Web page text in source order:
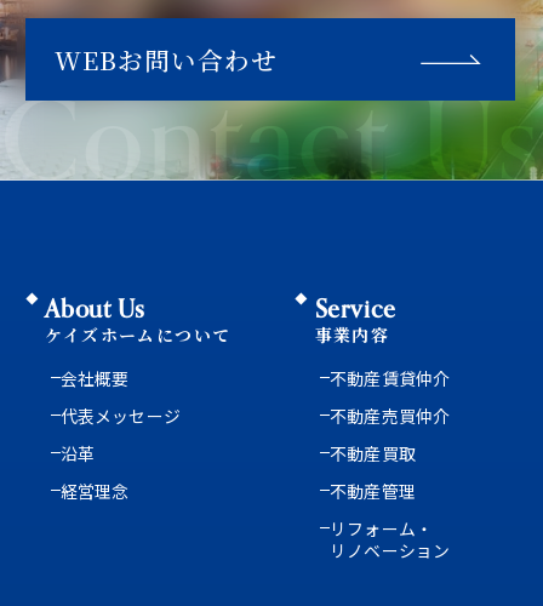
WEBお問い合わせ
Contact Us
About Us
ケイズホームについて
会社概要
代表メッセージ
沿革
経営理念
Service
事業内容
不動産賃貸仲介
不動産売買仲介
不動産買取
不動産管理
リフォーム・
リノベーション